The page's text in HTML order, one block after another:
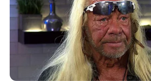
(2018),Close To You(2018),DKDK(2018),
High(2019),Fish(2020), Airplane Mode
Hush(2022).
Selain itu, ia juga mengisi OST Soundtrack
Secret Life of My Secretary(2019) serta